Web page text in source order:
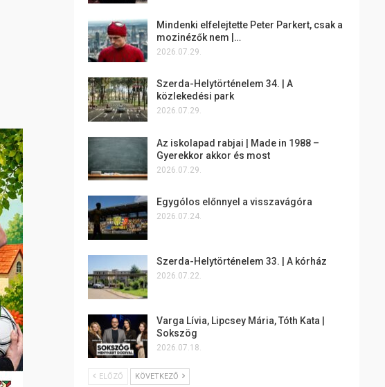
Mindenki elfelejtette Peter Parkert, csak a
mozinézők nem |…
2026.07.29.
Szerda-Helytörténelem 34. | A
közlekedési park
2026.07.29.
Az iskolapad rabjai | Made in 1988 –
Gyerekkor akkor és most
2026.07.29.
Egygólos előnnyel a visszavágóra
2026.07.24.
Szerda-Helytörténelem 33. | A kórház
2026.07.22.
Varga Lívia, Lipcsey Mária, Tóth Kata |
Sokszög
2026.07.18.
ELŐZŐ KÖVETKEZŐ